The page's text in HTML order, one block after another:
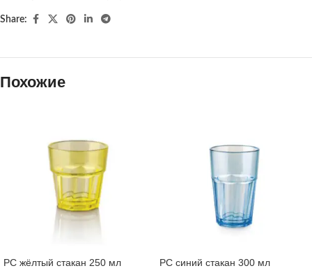
Share:
Похожие
PC жёлтый стакан 250 мл PC синий стакан 300 мл